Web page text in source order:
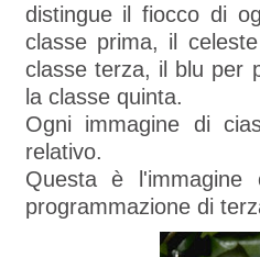
distingue il fiocco di
classe prima, il
classe terza, il blu per
la classe quinta.
Ogni immagine di
relativo.
Questa è
programmazione di